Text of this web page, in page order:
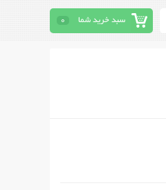
سبد خرید شما 0